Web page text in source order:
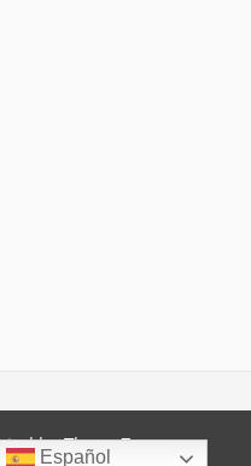
by ThemeZee.
Español